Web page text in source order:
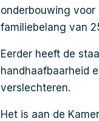
onderbouwing
familiebelang van
Eerder heeft de
handhaafbaarheid
verslechteren.
Het is aan de